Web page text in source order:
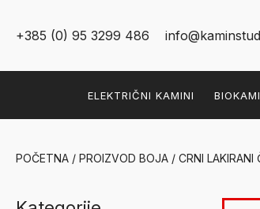
+385 (0) 95 3299 486
ELEKTRIČNI KAMINI
POČETNA / PROIZVOD BOJA / CRNI LAKIRANI